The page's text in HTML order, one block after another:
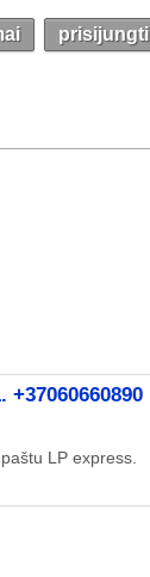
prisijungti
+37060660890
LP express.